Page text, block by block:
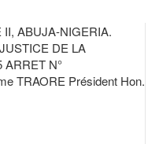
ABUJA-NIGERIA.
DE LA
ARRET N°
TRAORE Président Hon.